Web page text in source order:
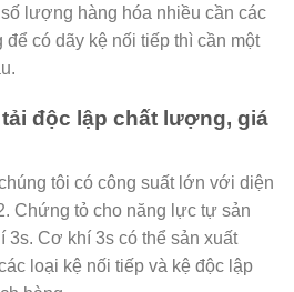
lượng hàng hóa nhiều cần các
có dãy kệ nối tiếp thì cần một
độc lập chất lượng, giá
tôi có công suất lớn với diện
Chứng tỏ cho năng lực tự sản
3s. Cơ khí 3s có thể sản xuất
loại kệ nối tiếp và kệ độc lập